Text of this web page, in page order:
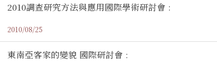
2010調查研究方法與應用國際學術研討會 :
2010/08/25
東南亞客家的變貌 國際研討會 :